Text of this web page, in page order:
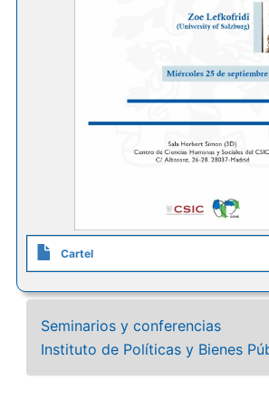
Cartel
Seminarios y conferencias
Instituto de Políticas y Bienes